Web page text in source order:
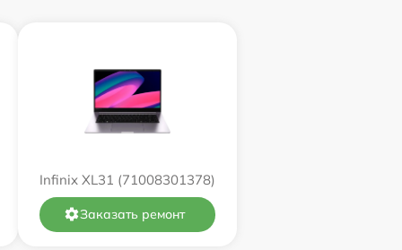
1700 р
1990 р
Infinix XL31 (71008301378)
Заказать ремонт